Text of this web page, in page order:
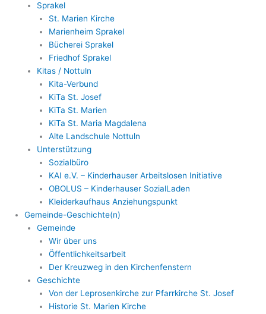
Sprakel
St. Marien Kirche
Marienheim Sprakel
Bücherei Sprakel
Friedhof Sprakel
Kitas / Nottuln
Kita-Verbund
KiTa St. Josef
KiTa St. Marien
KiTa St. Maria Magdalena
Alte Landschule Nottuln
Unterstützung
Sozialbüro
KAI e.V. – Kinderhauser Arbeitslosen Initiative
OBOLUS – Kinderhauser SozialLaden
Kleiderkaufhaus Anziehungspunkt
Gemeinde-Geschichte(n)
Gemeinde
Wir über uns
Öffentlichkeitsarbeit
Der Kreuzweg in den Kirchenfenstern
Geschichte
Von der Leprosenkirche zur Pfarrkirche St. Josef
Historie St. Marien Kirche